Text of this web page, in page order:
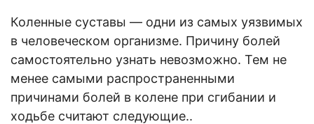
Коленные суставы — одни из самых уязвимых
в человеческом организме. Причину болей
самостоятельно узнать невозможно. Тем не
менее самыми распространенными
причинами болей в колене при сгибании и
ходьбе считают следующие..